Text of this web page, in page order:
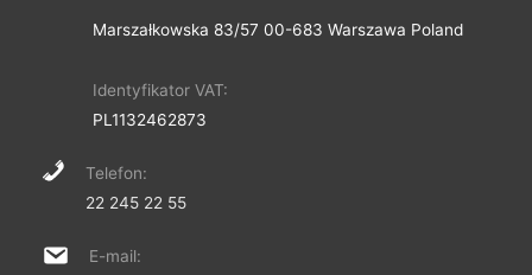
Marszałkowska 83/57 00-683 Warszawa Poland
Identyfikator VAT:
PL1132462873
Telefon:
22 245 22 55
E-mail: